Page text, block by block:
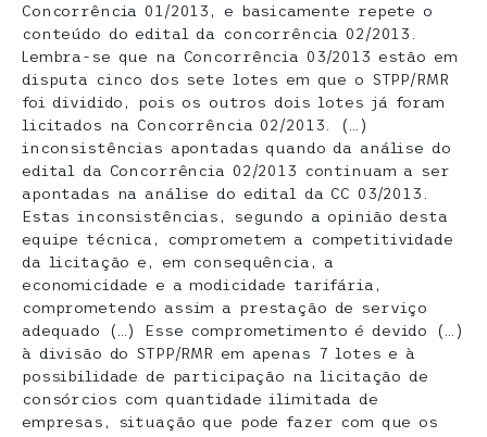
Concorrência 01/2013, e basicamente repete o
conteúdo do edital da concorrência 02/2013.
Lembra-se que na Concorrência 03/2013 estão em
disputa cinco dos sete lotes em que o STPP/RMR
foi dividido, pois os outros dois lotes já foram
licitados na Concorrência 02/2013. (…)
inconsistências apontadas quando da análise do
edital da Concorrência 02/2013 continuam a ser
apontadas na análise do edital da CC 03/2013.
Estas inconsistências, segundo a opinião desta
equipe técnica, comprometem a competitividade
da licitação e, em consequência, a
economicidade e a modicidade tarifária,
comprometendo assim a prestação de serviço
adequado (…) Esse comprometimento é devido (…)
à divisão do STPP/RMR em apenas 7 lotes e à
possibilidade de participação na licitação de
consórcios com quantidade ilimitada de
empresas, situação que pode fazer com que os